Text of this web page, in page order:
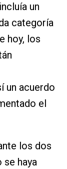
un
categoría
hoy, los
un acuerdo
el
los dos
haya